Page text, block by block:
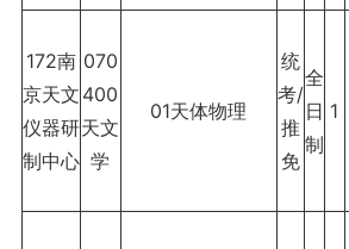
172南
京天文
仪器研
制中心
070
400
天文
学
01天体物理
统
考/
推
免
全
日
制
1